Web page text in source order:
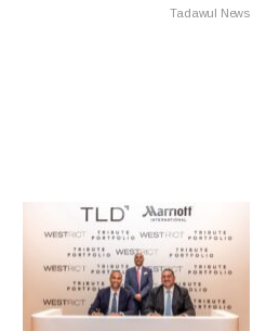
Tadawul News